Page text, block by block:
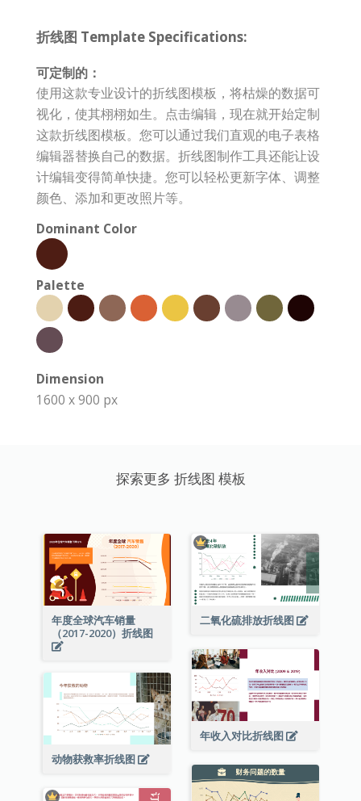
折线图 Template Specifications:
可定制的：
使用这款专业设计的折线图模板，将枯燥的数据可
视化，使其栩栩如生。点击编辑，现在就开始定制
这款折线图模板。您可以通过我们直观的电子表格
编辑器替换自己的数据。折线图制作工具还能让设
计编辑变得简单快捷。您可以轻松更新字体、调整
颜色、添加和更改照片等。
Dominant Color
Palette
Dimension
1600 x 900 px
探索更多 折线图 模板
年度全球汽车销量
（2017-2020）折线图
二氧化硫排放折线图
年收入对比折线图
动物获救率折线图